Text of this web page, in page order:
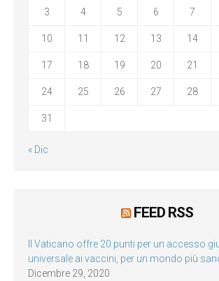
3 4 5 6 7
10 11 12 13 14
17 18 19 20 21
24 25 26 27 28
31
« Dic
FEED RSS
Il Vaticano offre 20 punti per un accesso
universale ai vaccini, per un mondo più
Dicembre 29, 2020